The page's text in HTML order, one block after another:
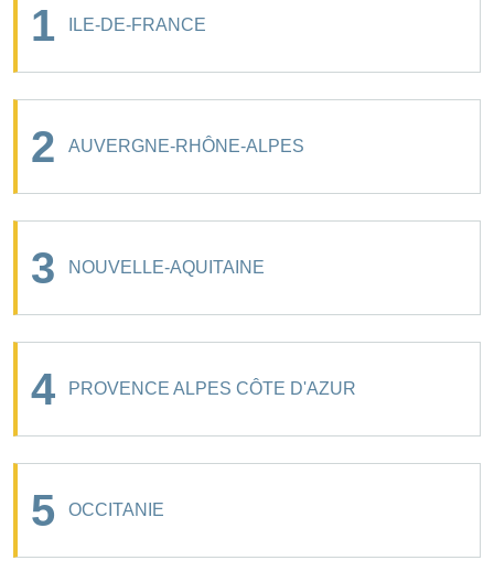
1 ILE-DE-FRANCE
2 AUVERGNE-RHÔNE-ALPES
3 NOUVELLE-AQUITAINE
4 PROVENCE ALPES CÔTE D'AZUR
5 OCCITANIE